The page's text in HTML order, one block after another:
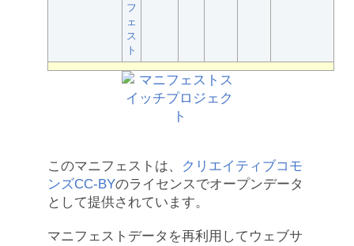
フ
ェ
ス
ト
このマニフェストは、
クリエイティブコモ
ンズCC-BYのライセンスでオープンデータ
として提供されています。
マニフェストデータを再利用してウェブサ